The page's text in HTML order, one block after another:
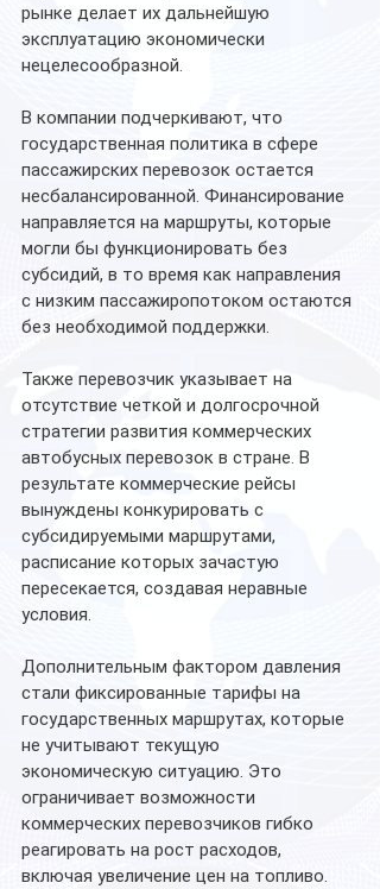
рынке делает их дальнейшую
эксплуатацию экономически
нецелесообразной.
В компании подчеркивают, что
государственная политика в сфере
пассажирских перевозок остается
несбалансированной. Финансирование
направляется на маршруты, которые
могли бы функционировать без
субсидий, в то время как направления
с низким пассажиропотоком остаются
без необходимой поддержки.
Также перевозчик указывает на
отсутствие четкой и долгосрочной
стратегии развития коммерческих
автобусных перевозок в стране. В
результате коммерческие рейсы
вынуждены конкурировать с
субсидируемыми маршрутами,
расписание которых зачастую
пересекается, создавая неравные
условия.
Дополнительным фактором давления
стали фиксированные тарифы на
государственных маршрутах, которые
не учитывают текущую
экономическую ситуацию. Это
ограничивает возможности
коммерческих перевозчиков гибко
реагировать на рост расходов,
включая увеличение цен на топливо.